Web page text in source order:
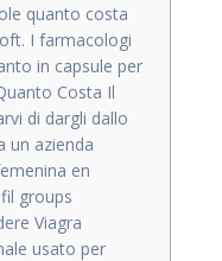
quanto costa
I farmacologi
in capsule per
Costa Il
di dargli dallo
un azienda
en
groups
Viagra
usato per